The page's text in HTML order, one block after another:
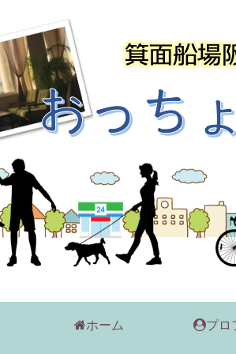
ホーム プロ